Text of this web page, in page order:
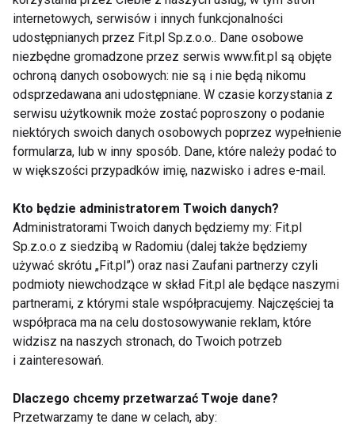
jest z witaminami E i C, które nie dopuszczają do
rozpadu jego cząsteczki. w aptekach są dostepne
kapsułki i tabletki do ssania z tym związkiem. zanim
jednak zaczniemy zażywać koenzym Q10 warto
skonsultować się z lekarzem. W przypadku chorób
układu krwionośnego i nowotworów nie można brać
jakichkolwiek lekarstw bez wiedzy lekarza.
KOENZYM Q10 SKÓRA MEDYCYNA
ZBĘDNE KILOGRAMY MŁODOŚĆ FIT LIGHT
Koenzym Q10
internetowych, serwisów i innych funkcjonalności
udostępnianych przez Fit.pl Sp.z.o.o.. Dane osobowe
niezbędne gromadzone przez serwis www.fit.pl są objęte
ochroną danych osobowych: nie są i nie będą nikomu
odsprzedawana ani udostępniane. W czasie korzystania z
serwisu użytkownik może zostać poproszony o podanie
niektórych swoich danych osobowych poprzez wypełnienie
formularza, lub w inny sposób. Dane, które należy podać to
w większości przypadków imię, nazwisko i adres e-mail.
Kto będzie administratorem Twoich danych?
Administratorami Twoich danych będziemy my: Fit.pl
Sp.z.o.o z siedzibą w Radomiu (dalej także będziemy
używać skrótu „Fit.pl”) oraz nasi Zaufani partnerzy czyli
podmioty niewchodzące w skład Fit.pl ale będące naszymi
partnerami, z którymi stale współpracujemy. Najczęściej ta
współpraca ma na celu dostosowywanie reklam, które
widzisz na naszych stronach, do Twoich potrzeb
i zainteresowań.
Dlaczego chcemy przetwarzać Twoje dane?
Przetwarzamy te dane w celach, aby: